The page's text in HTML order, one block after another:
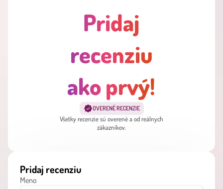
Pridaj
recenziu
ako prvý!
OVERENÉ RECENZIE
Všetky recenzie sú overené a od reálnych
zákazníkov.
Pridaj recenziu
Meno